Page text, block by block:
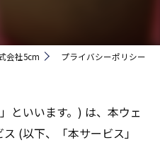
会社5cm プライバシーポリシー
といいます。) は、本ウェ
(以下、「本サービス」